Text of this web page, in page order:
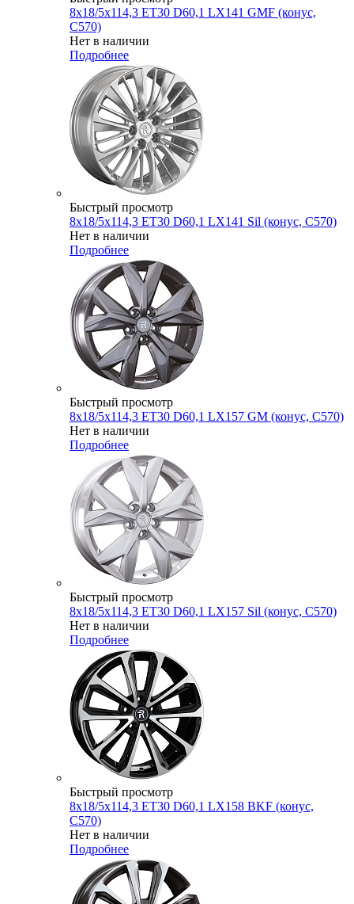
8x18/5x114,3 ET30 D60,1 LX141 GMF (конус,
C570)
Нет в наличии
Подробнее
Быстрый просмотр
8x18/5x114,3 ET30 D60,1 LX141 Sil (конус, C570)
Нет в наличии
Подробнее
Быстрый просмотр
8x18/5x114,3 ET30 D60,1 LX157 GM (конус, C570)
Нет в наличии
Подробнее
Быстрый просмотр
8x18/5x114,3 ET30 D60,1 LX157 Sil (конус, C570)
Нет в наличии
Подробнее
Быстрый просмотр
8x18/5x114,3 ET30 D60,1 LX158 BKF (конус,
C570)
Нет в наличии
Подробнее